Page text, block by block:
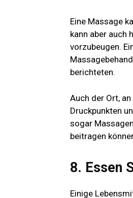
Eine Massage
kann aber auch
vorzubeugen.
berichteten.
Auch der Ort,
Druckpunkten
sogar
beitragen
8. Essen
Einige